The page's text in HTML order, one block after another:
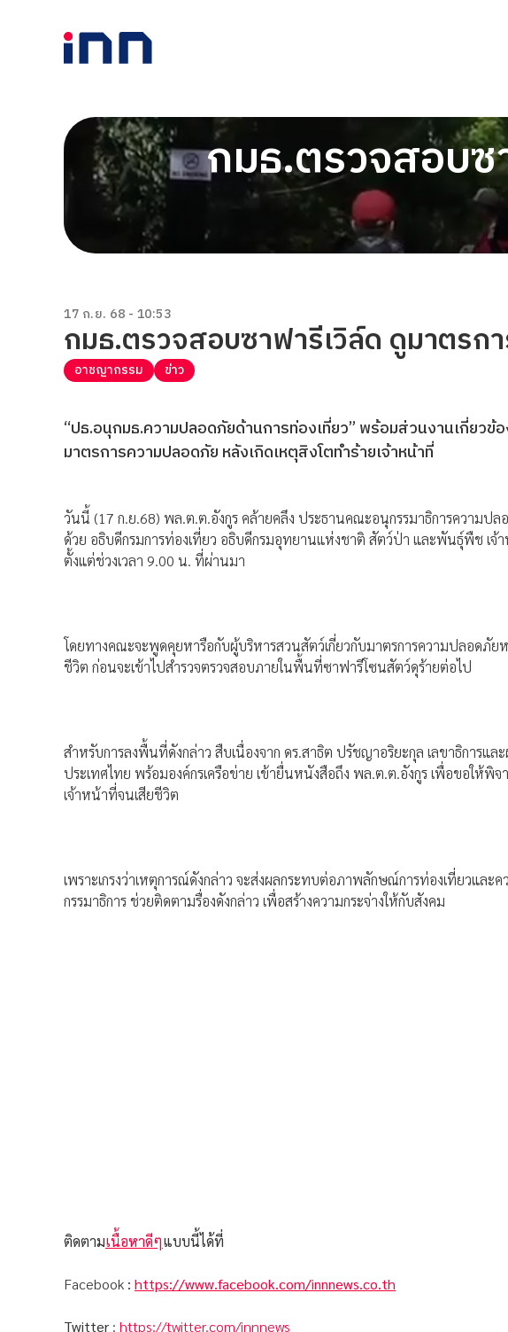
กมธ.ตรวจสอบซ
17 ก.ย. 68 - 10:53
กมธ.ตรวจสอบซาฟารีเวิล์ด ดูมาตรก
อาชญากรรม ข่าว
“ปธ.อนุกมธ.ความปลอดภัยด้านการท่องเที่ยว” พร้อมส่วนงานเกี่ยว
มาตรการความปลอดภัย หลังเกิดเหตุสิงโตทำร้ายเจ้าหน้าที่
วันนี้ (17 ก.ย.68) พล.ต.ต.อังกูร คล้ายคลึง ประธานคณะอนุกรรมาธิการความป
ด้วย อธิบดีกรมการท่องเที่ยว อธิบดีกรมอุทยานแห่งชาติ สัตว์ป่า และพันธุ์พืช เจ้
ตั้งแต่ช่วงเวลา 9.00 น. ที่ผ่านมา
โดยทางคณะจะพูดคุยหารือกับผู้บริหารสวนสัตว์เกี่ยวกับมาตรการความปลอดภัย
ชีวิต ก่อนจะเข้าไปสำรวจตรวจสอบภายในพื้นที่ซาฟารีโซนสัตว์ดุร้ายต่อไป
สำหรับการลงพื้นที่ดังกล่าว สืบเนื่องจาก ดร.สาธิต ปรัชญาอริยะกุล เลขาธิการแ
ประเทศไทย พร้อมองค์กรเครือข่าย เข้ายื่นหนังสือถึง พล.ต.ต.อังกูร เพื่อขอให้พิ
เจ้าหน้าที่จนเสียชีวิต
เพราะเกรงว่าเหตุการณ์ดังกล่าว จะส่งผลกระทบต่อภาพลักษณ์การท่องเที่ยวแล
กรรมาธิการ ช่วยติดตามรื่องดังกล่าว เพื่อสร้างความกระจ่างให้กับสังคม
ติดตามเนื้อหาดีๆแบบนี้ได้ที่
Facebook : https://www.facebook.com/innnews.co.th
Twitter : https://twitter.com/innnews